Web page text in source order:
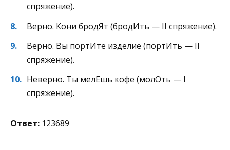
спряжение).
Верно. Кони бродЯт (бродИть — II спряжение).
Верно. Вы портИте изделие (портИть — II
спряжение).
Неверно. Ты мелЕшь кофе (молОть — I
спряжение).
Ответ: 123689